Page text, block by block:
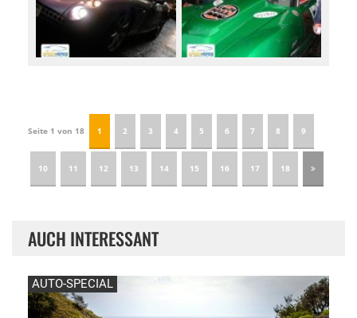
Seite 1 von 18 1 2 3 4 5 6 7 8 9
10 11 12 13 14 15 16 17 18
AUCH INTERESSANT
AUTO-SPECIAL